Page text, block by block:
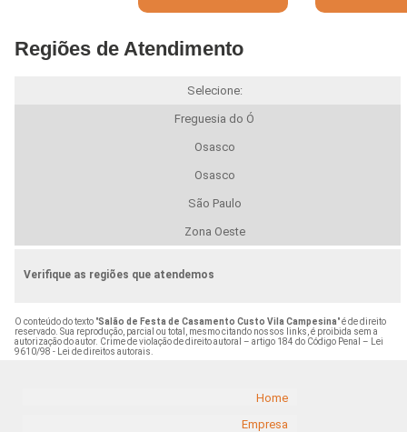
Regiões de Atendimento
Selecione:
Freguesia do Ó
Osasco
Osasco
São Paulo
Zona Oeste
Verifique as regiões que atendemos
O conteúdo do texto "Salão de Festa de Casamento Custo Vila Campesina" é de direito
reservado. Sua reprodução, parcial ou total, mesmo citando nossos links, é proibida sem a
autorização do autor. Crime de violação de direito autoral – artigo 184 do Código Penal –
Lei
9610/98 - Lei de direitos autorais
Home
Empresa